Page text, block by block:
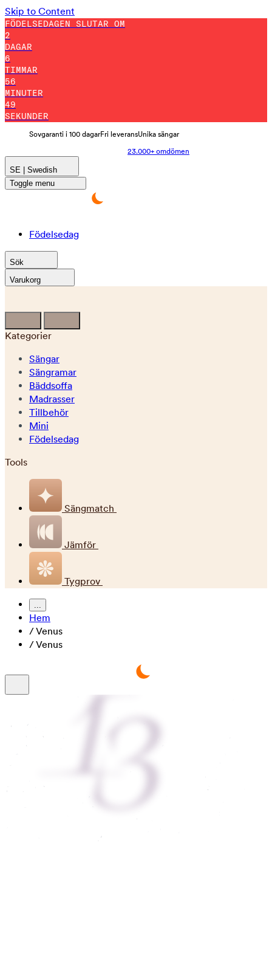
Skip to Content
FÖDELSEDAGEN SLUTAR OM
2
DAGAR
6
TIMMAR
56
MINUTER
43
SEKUNDER
Sovgaranti i 100 dagarFri leveransUnika sängar
23.000+ omdömen
SE | Swedish
Toggle menu
Födelsedag
Sök
Varukorg
Kategorier
Sängar
Sängramar
Bäddsoffa
Madrasser
Tillbehör
Mini
Födelsedag
Tools
Sängmatch
Jämför
Tygprov
...
Hem
/Venus
/Venus